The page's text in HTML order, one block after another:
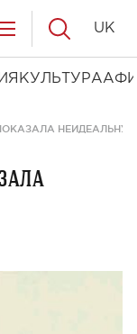
КУЛЬТУРА
UK